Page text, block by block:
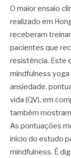
O maior ensaio
realizado em
receberam
pacientes que
resistência. Este
mindfulness
ansiedade,
vida (QV), em
também mostram
As pontuações
início do estudo
mindfulness. É